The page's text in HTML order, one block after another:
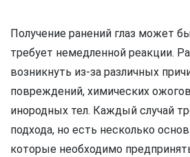
Получение ранений глаз может
требует немедленной реакции.
возникнуть из-за различных
повреждений, химических
инородных тел. Каждый случай
подхода, но есть несколько
которые необходимо